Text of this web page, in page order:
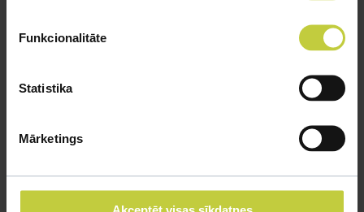
Funkcionalitāte
Statistika
Mārketings
Akceptēt visas sīkdatnes
Какую стрижку лучше выбрать учитывая образ жизни